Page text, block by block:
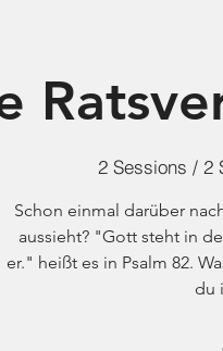
2 Sessions / 2
Schon einmal darüber
aussieht? "Gott steht in
er." heißt es in Psalm 82.
du